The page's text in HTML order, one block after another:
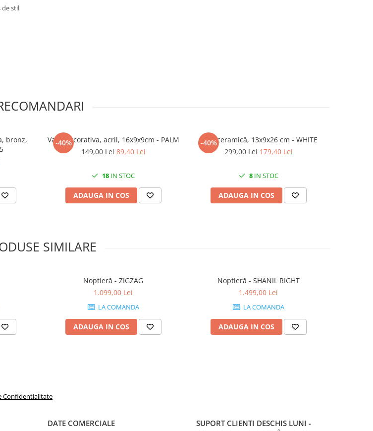
de stil
bronz,
-40%
Vaza decorativa, acril, 16x9x9cm - PALM
149,00 Lei89,40 Lei
18 IN STOC
ADAUGA IN COS
-40%
Vază ceramică, 13x9x26 cm - WHITE
299,00 Lei179,40 Lei
8IN STOC
ADAUGA IN COS
SIMILARE
Noptieră - ZIGZAG
1.099,00 Lei
LA COMANDA
ADAUGA IN COS
Noptieră - SHANIL RIGHT
1.499,00 Lei
LA COMANDA
ADAUGA IN COS
Confidentialitate
DATE COMERCIALE SUPORT CLIENTI DESCHIS LUNI -